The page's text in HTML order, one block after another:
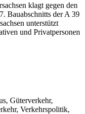
klagt gegen den
Bauabschnitts der A 39
unterstützt
und Privatpersonen
Güterverkehr,
Verkehrspolitik,